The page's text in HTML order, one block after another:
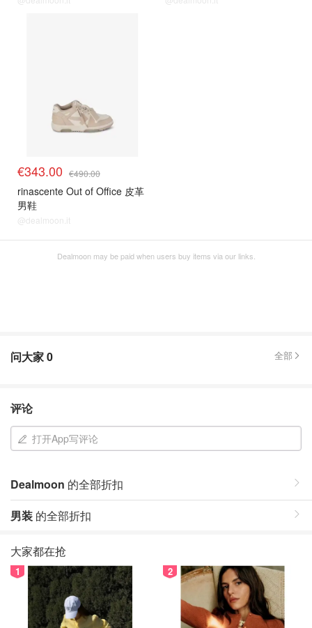
€343.00 €490.00
rinascente Out of Office 皮革
男鞋
@dealmoon.it
Dealmoon may be paid when users buy items via our links.
问大家0 全部
评论
打开App写评论
Dealmoon 的全部折扣
男装 的全部折扣
大家都在抢
1 2